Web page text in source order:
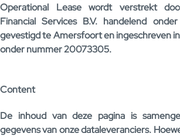
Operational Lease wordt verstrekt
Financial Services B.V. handelend
gevestigd te Amersfoort en ingeschreven
onder nummer 20073305.
Content
De inhoud van deze pagina is
gegevens van onze dataleveranciers.